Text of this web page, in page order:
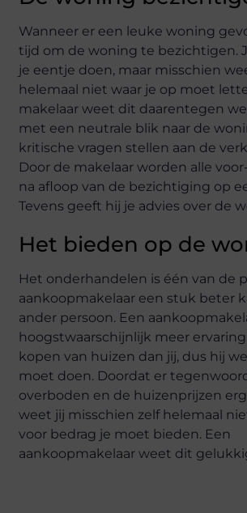
Wanneer er een leuke woning
tijd om de woning te bezichtigen.
je eentje doen, maar misschien
helemaal niet waar je op moet
makelaar weet dit daarentegen
met een neutrale blik naar de
kritische vragen stellen aan de
Door de makelaar worden alle
na afloop van de bezichtiging op
Tevens geeft hij je advies over de
Het bieden op de
Het onderhandelen is één van de
aankoopmakelaar een stuk beter
ander persoon. Een
hoogstwaarschijnlijk meer
kopen van huizen dan jij, dus hij
moet doen. Doordat er
overboden en de huizenprijzen
weet jij misschien zelf helemaal
voor bedrag je moet bieden. Een
aankoopmakelaar weet dit